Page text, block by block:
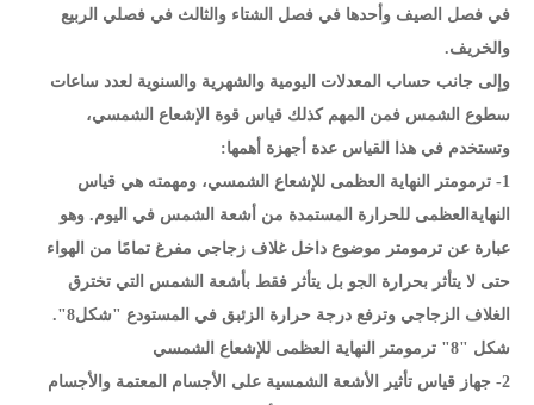
في فصل الصيف وأحدها في فصل الشتاء والثالث في فصلي الربيع
والخريف.
وإلى جانب حساب المعدلات اليومية والشهرية والسنوية لعدد ساعات
سطوع الشمس فمن المهم كذلك قياس قوة الإشعاع الشمسي،
وتستخدم في هذا القياس عدة أجهزة أهمها:
1- ترمومتر النهاية العظمى للإشعاع الشمسي، ومهمته هي قياس
النهايةالعظمى للحرارة المستمدة من أشعة الشمس في اليوم. وهو
عبارة عن ترمومتر موضوع داخل غلاف زجاجي مفرغ تمامًا من الهواء
حتى لا يتأثر بحرارة الجو بل يتأثر فقط بأشعة الشمس التي تخترق
الغلاف الزجاجي وترفع درجة حرارة الزئبق في المستودع "شكل8".
شكل "8" ترمومتر النهاية العظمى للإشعاع الشمسي
2- جهاز قياس تأثير الأشعة الشمسية على الأجسام المعتمة والأجسام